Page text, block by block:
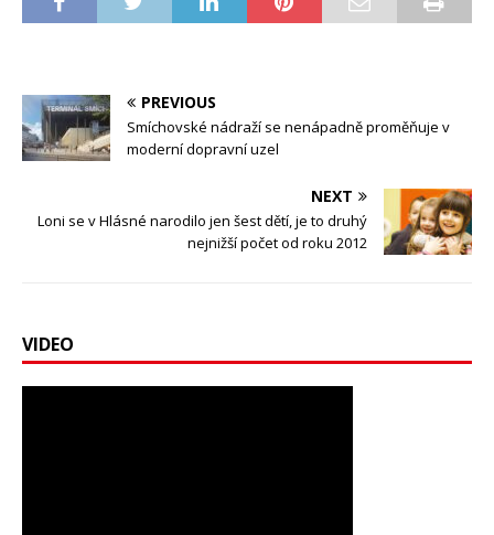
PREVIOUS
Smíchovské nádraží se nenápadně proměňuje v
moderní dopravní uzel
NEXT
Loni se v Hlásné narodilo jen šest dětí, je to druhý
nejnižší počet od roku 2012
VIDEO